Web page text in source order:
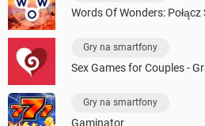
Words Of Wonders:
Gry na smartfony
Sex Games for Couples -
Gry na smartfony
Gaminator